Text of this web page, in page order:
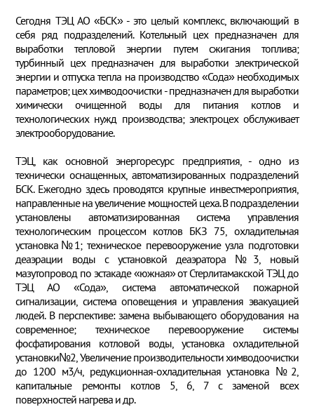
Сегодня ТЭЦ АО «БСК» - это целый комплекс, включающий в
себя ряд подразделений. Котельный цех предназначен для
выработки тепловой энергии путем сжигания топлива;
турбинный цех предназначен для выработки электрической
энергии и отпуска тепла на производство «Сода» необходимых
параметров; цех химводоочистки - предназначен для выработки
химически очищенной воды для питания котлов и
технологических нужд производства; электроцех обслуживает
электрооборудование.
ТЭЦ, как основной энергоресурс предприятия, - одно из
технически оснащенных, автоматизированных подразделений
БСК. Ежегодно здесь проводятся крупные инвестмероприятия,
направленные на увеличение мощностей цеха. В подразделении
установлены автоматизированная система управления
технологическим процессом котлов БКЗ 75, охладительная
установка№1; техническое перевооружение узла подготовки
деаэрации воды с установкой деаэратора №3, новый
мазутопровод по эстакаде «южная» от Стерлитамакской ТЭЦ до
ТЭЦ АО «Сода», система автоматической пожарной
сигнализации, система оповещения и управления эвакуацией
людей. В перспективе: замена выбывающего оборудования на
современное; техническое перевооружение системы
фосфатирования котловой воды, установка охладительной
установки№2, Увеличение производительности химводоочистки
до 1200 м3/ч, редукционная-охладительная установка №2,
капитальные ремонты котлов 5, 6, 7 с заменой всех
поверхностей нагрева и др.